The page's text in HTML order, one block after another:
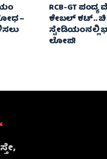
–
RCB-GT
ಕೇಬಲ್‌ ಕಟ್‌..
ಸ್ಟೇಡಿಯಂನಲ್ಲಿ
ಲೋಪ!